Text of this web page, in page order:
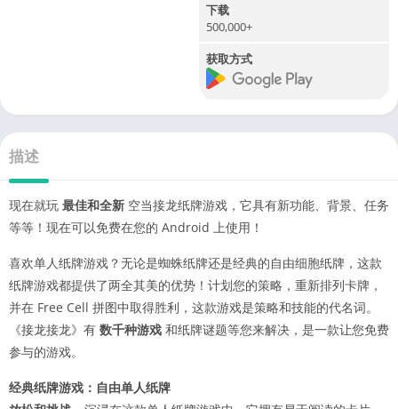
下载
500,000+
获取方式
描述
现在就玩 最佳和全新 空当接龙纸牌游戏，它具有新功能、背景、任务
等等！现在可以免费在您的 Android 上使用！
喜欢单人纸牌游戏？无论是蜘蛛纸牌还是经典的自由细胞纸牌，这款
纸牌游戏都提供了两全其美的优势！计划您的策略，重新排列卡牌，
并在 Free Cell 拼图中取得胜利，这款游戏是策略和技能的代名词。
《接龙接龙》有 数千种游戏 和纸牌谜题等您来解决，是一款让您免费
参与的游戏。
经典纸牌游戏：自由单人纸牌